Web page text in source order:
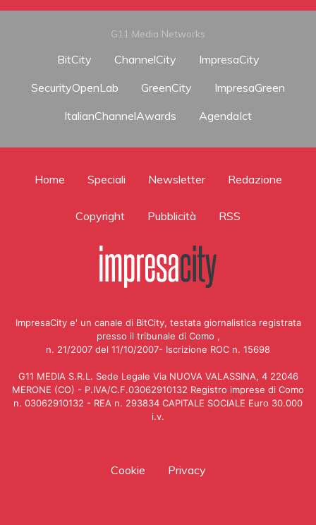
G11 Media Networks
BitCity ChannelCity
ImpresaCity
SecurityOpenLab
GreenCity
ImpresaGreen
ItalianChannelAwards
AgendaIct
Home Speciali Newsletter Redazione
Copyright Pubblicità RSS
ImpresaCity e' un canale di BitCity, testata giornalistica registrata
presso il tribunale di Como ,
n. 21/2007 del 11/10/2007- Iscrizione ROC n. 15698
G11 MEDIA S.R.L. Sede Legale Via NUOVA VALASSINA, 4 22046
MERONE (CO) - P.IVA/C.F.03062910132 Registro imprese di Como
n. 03062910132 - REA n. 293834 CAPITALE SOCIALE Euro 30.000
i.v.
Cookie Privacy